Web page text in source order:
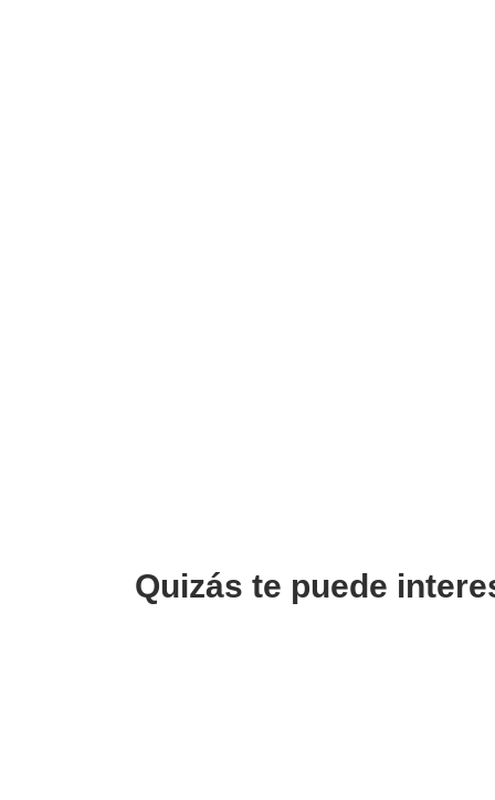
Quizás te puede